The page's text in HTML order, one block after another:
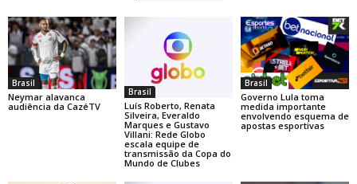
Brasil
Neymar alavanca
audiência da CazéTV
Brasil
Luís Roberto, Renata
Silveira, Everaldo
Marques e Gustavo
Villani: Rede Globo
escala equipe de
transmissão da Copa do
Mundo de Clubes
Brasil
Governo Lula toma
medida importante
envolvendo esquema de
apostas esportivas